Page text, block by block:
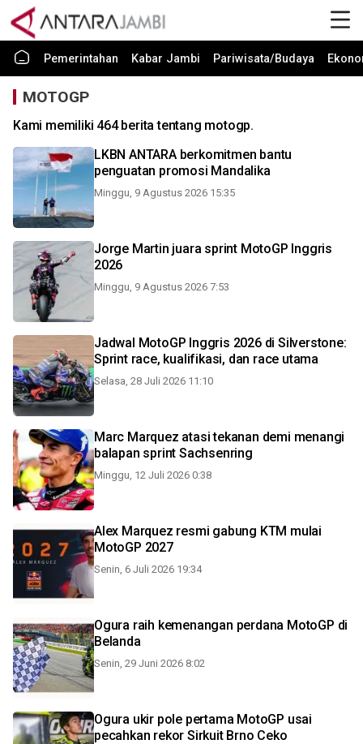
Pemerintahan Kabar Jambi Pariwisata/Budaya
MOTOGP
Kami memiliki 464 berita tentang motogp.
LKBN ANTARA berkomitmen bantu
penguatan promosi Mandalika
Minggu, 9 Agustus 2026 15:35
Jorge Martin juara sprint MotoGP Inggris
2026
Minggu, 9 Agustus 2026 7:53
Jadwal MotoGP Inggris 2026 di Silverstone:
Sprint race, kualifikasi, dan race utama
Selasa, 28 Juli 2026 11:10
Marc Marquez atasi tekanan demi menangi
balapan sprint Sachsenring
Minggu, 12 Juli 2026 0:38
Alex Marquez resmi gabung KTM mulai
MotoGP 2027
Senin, 6 Juli 2026 19:34
Ogura raih kemenangan perdana MotoGP di
Belanda
Senin, 29 Juni 2026 8:02
Ogura ukir pole pertama MotoGP usai
pecahkan rekor Sirkuit Brno Ceko